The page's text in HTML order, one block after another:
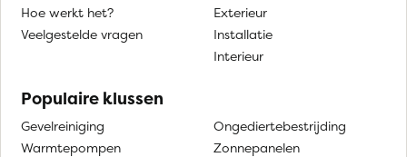
Hoe werkt het?
Veelgestelde vragen
Exterieur
Installatie
Interieur
Populaire klussen
Gevelreiniging
Warmtepompen
Ongediertebestrijding
Zonnepanelen